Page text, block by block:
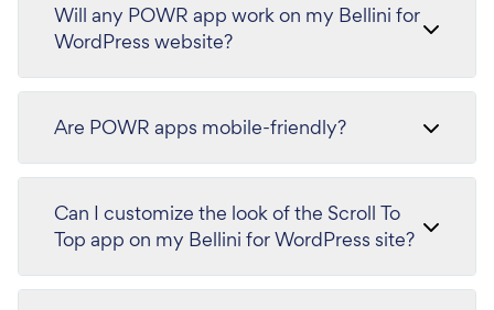
Will any POWR app work on my Bellini for
WordPress website?
Are POWR apps mobile-friendly?
Can I customize the look of the Scroll To
Top app on my Bellini for WordPress site?